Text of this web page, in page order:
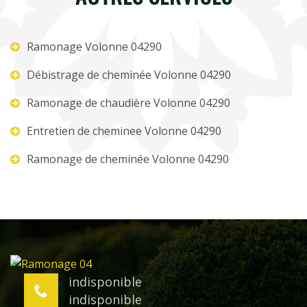
Ramonage Volonne 04290
Débistrage de cheminée Volonne 04290
Ramonage de chaudière Volonne 04290
Entretien de cheminee Volonne 04290
Ramonage de cheminée Volonne 04290
indisponible
indisponible